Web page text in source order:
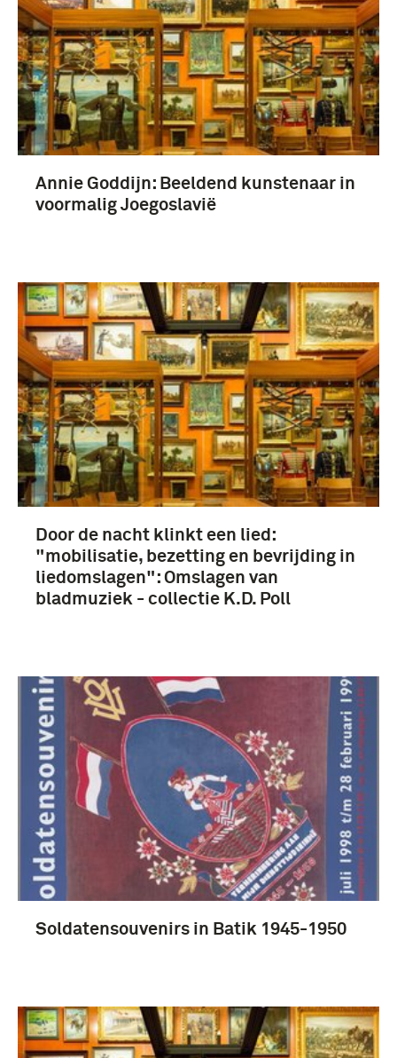
Annie Goddijn: Beeldend kunstenaar in
voormalig Joegoslavië
Door de nacht klinkt een lied:
"mobilisatie, bezetting en bevrijding in
liedomslagen": Omslagen van
bladmuziek - collectie K.D. Poll
Soldatensouvenirs in Batik 1945-1950